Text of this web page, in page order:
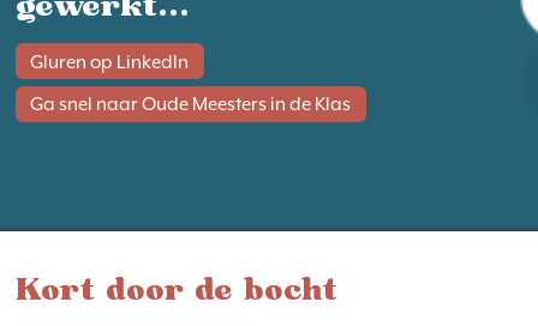
Gluren op LinkedIn
Ga snel naar Oude Meesters in de Klas
Kort door de bocht